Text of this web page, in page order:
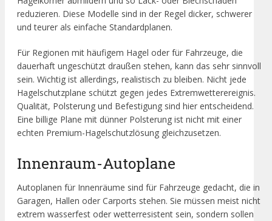
reduzieren. Diese Modelle sind in der Regel dicker, schwerer
und teurer als einfache Standardplanen.
Für Regionen mit häufigem Hagel oder für Fahrzeuge, die
dauerhaft ungeschützt draußen stehen, kann das sehr sinnvoll
sein. Wichtig ist allerdings, realistisch zu bleiben. Nicht jede
Hagelschutzplane schützt gegen jedes Extremwetterereignis.
Qualität, Polsterung und Befestigung sind hier entscheidend.
Eine billige Plane mit dünner Polsterung ist nicht mit einer
echten Premium-Hagelschutzlösung gleichzusetzen.
Innenraum-Autoplane
Autoplanen für Innenräume sind für Fahrzeuge gedacht, die in
Garagen, Hallen oder Carports stehen. Sie müssen meist nicht
extrem wasserfest oder wetterresistent sein, sondern sollen